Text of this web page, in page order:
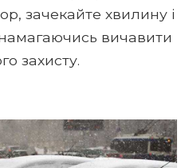
зачекайте хвилину і
вичавити
захисту.